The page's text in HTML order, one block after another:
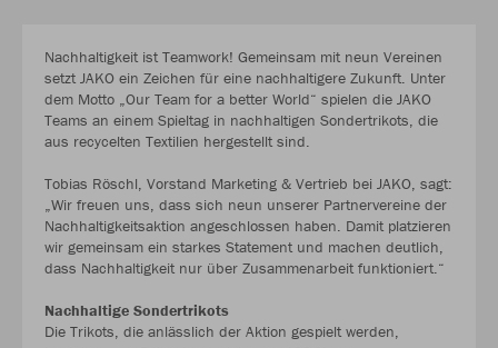
Nachhaltigkeit ist Teamwork! Gemeinsam mit neun Vereinen
setzt JAKO ein Zeichen für eine nachhaltigere Zukunft. Unter
dem Motto „Our Team for a better World“ spielen die JAKO
Teams an einem Spieltag in nachhaltigen Sondertrikots, die
aus recycelten Textilien hergestellt sind.
Tobias Röschl, Vorstand Marketing & Vertrieb bei JAKO, sagt:
„Wir freuen uns, dass sich neun unserer Partnervereine der
Nachhaltigkeitsaktion angeschlossen haben. Damit platzieren
wir gemeinsam ein starkes Statement und machen deutlich,
dass Nachhaltigkeit nur über Zusammenarbeit funktioniert.“
Nachhaltige Sondertrikots
Die Trikots, die anlässlich der Aktion gespielt werden,